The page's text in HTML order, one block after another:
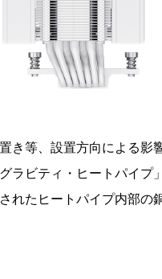
き等、設置方向による影
ラビティ・ヒートパイプ」
れたヒートパイプ内部の